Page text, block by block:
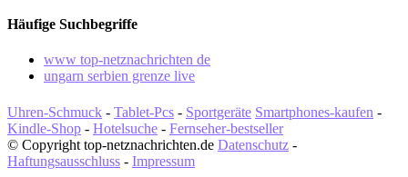
Häufige Suchbegriffe
www top-netznachrichten de
ungarn serbien grenze live
Uhren-Schmuck - Tablet-Pcs - Sportgeräte Smartphones-kaufen -
Kindle-Shop - Hotelsuche - Fernseher-bestseller
© Copyright top-netznachrichten.de Datenschutz -
Haftungsausschluss - Impressum